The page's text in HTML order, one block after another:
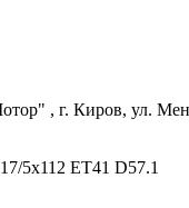
, г. Киров, ул.